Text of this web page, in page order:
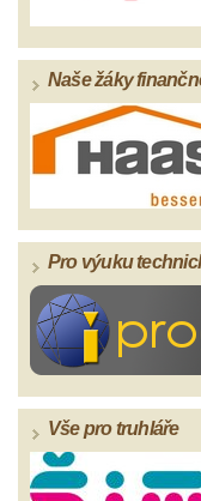
Naše žáky
Pro výuku
Vše pro truhláře